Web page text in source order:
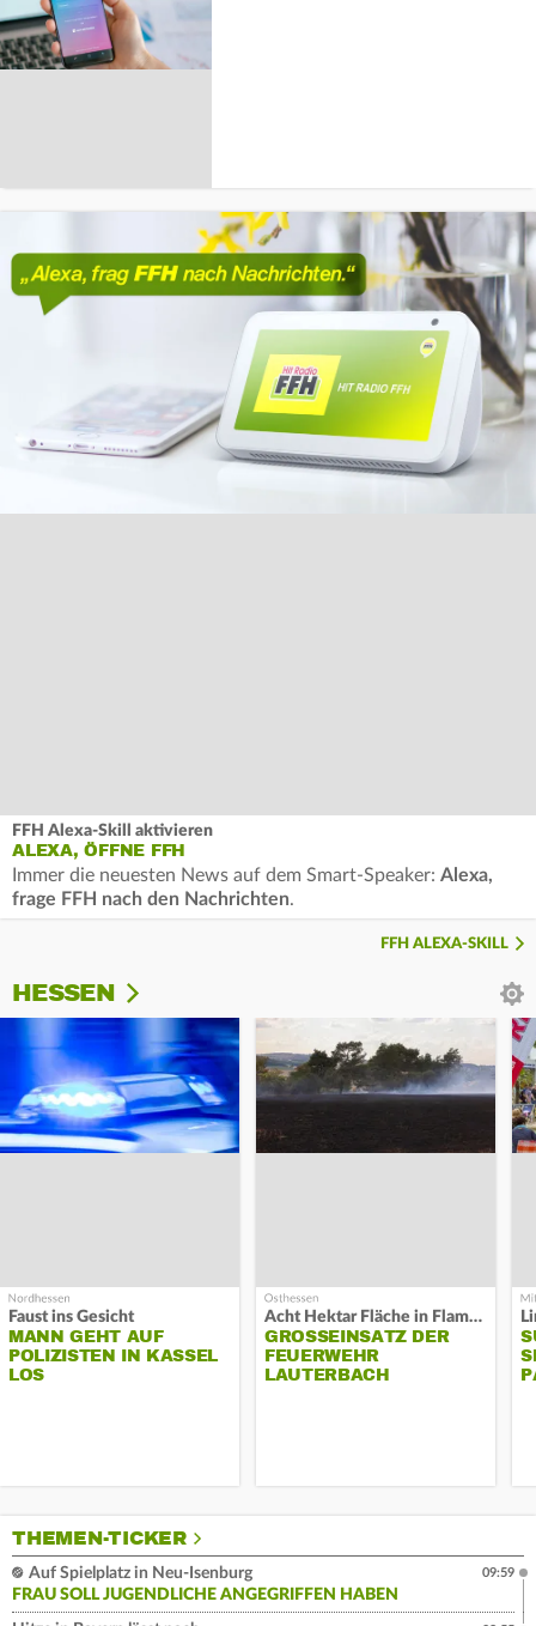
FFH Alexa-Skill aktivieren
ALEXA, ÖFFNE FFH
Immer die neuesten News auf dem Smart-Speaker: Alexa,
frage FFH nach den Nachrichten.
FFH ALEXA-SKILL
HESSEN
Faust ins Gesicht
MANN GEHT AUF
POLIZISTEN IN KASSEL
LOS
Acht Hektar Fläche in Flammen
GROSSEINSATZ DER F
EUERWEHR L
AUTERBACH
THEMEN-TICKER
Auf Spielplatz in Neu-Isenburg
FRAU SOLL JUGENDLICHE ANGEGRIFFEN HABEN
09:59